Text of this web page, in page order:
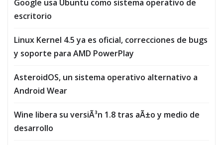
Google usa Ubuntu como sistema operativo de
escritorio
Linux Kernel 4.5 ya es oficial, correcciones de bugs
y soporte para AMD PowerPlay
AsteroidOS, un sistema operativo alternativo a
Android Wear
Wine libera su versiÃ³n 1.8 tras aÃ±o y medio de
desarrollo